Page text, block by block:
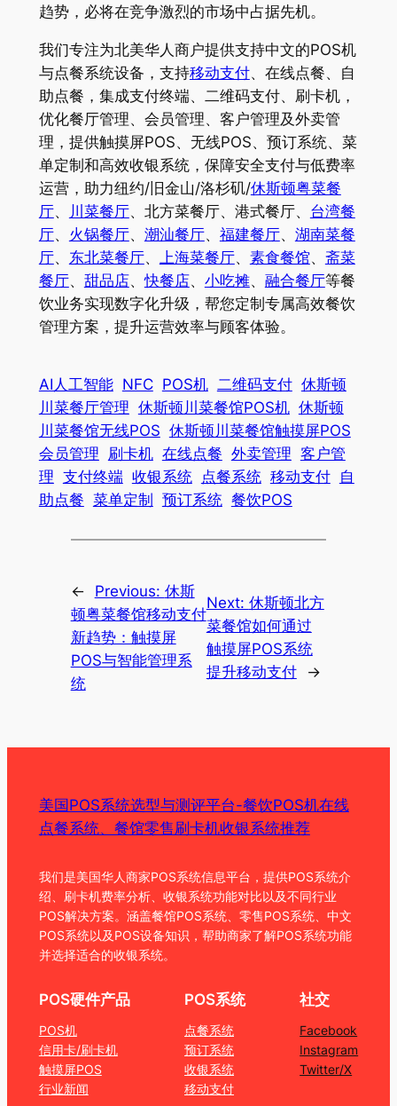
趋势，必将在竞争激烈的市场中占据先机。
我们专注为北美华人商户提供支持中文的POS机
与点餐系统设备，支持移动支付、在线点餐、自
助点餐，集成支付终端、二维码支付、刷卡机，
优化餐厅管理、会员管理、客户管理及外卖管
理，提供触摸屏POS、无线POS、预订系统、菜
单定制和高效收银系统，保障安全支付与低费率
运营，助力纽约/旧金山/洛杉矶/休斯顿粤菜餐
厅、 川菜餐厅、北方菜餐厅、港式餐厅、 台湾餐
厅、 火锅餐厅、 潮汕餐厅、 福建餐厅、 湖南菜餐
厅、 东北菜餐厅、 上海菜餐厅、 素食餐馆、 斋菜
餐厅、 甜品店、快餐店、 小吃摊、 融合餐厅等餐
饮业务实现数字化升级，帮您定制专属高效餐饮
管理方案，提升运营效率与顾客体验。
AI人工智能 NFC POS机 二维码支付 休斯顿
川菜餐厅管理 休斯顿川菜餐馆POS机 休斯顿
川菜餐馆无线POS 休斯顿川菜餐馆触摸屏POS
会员管理 刷卡机 在线点餐 外卖管理 客户管
理 支付终端 收银系统 点餐系统 移动支付
自
助点餐 菜单定制 预订系统 餐饮POS
← Previous: 休斯
顿粤菜餐馆移动支付
新趋势：触摸屏
POS与智能管理系
统
Next: 休斯顿北方
菜餐馆如何通过
触摸屏POS系统
提升移动支付
→
美国POS系统选型与测评平台-餐饮POS机在线
点餐系统、餐馆零售刷卡机收银系统推荐
我们是美国华人商家POS系统信息平台，提供POS系统介
绍、刷卡机费率分析、收银系统功能对比以及不同行业
POS解决方案。涵盖餐馆POS系统、零售POS系统、中文
POS系统以及POS设备知识，帮助商家了解POS系统功能
并选择适合的收银系统。
POS硬件产品
POS机
信用卡/刷卡机
触摸屏POS
行业新闻
POS系统
点餐系统
预订系统
收银系统
移动支付
社交
Facebook
Instagram
Twitter/X